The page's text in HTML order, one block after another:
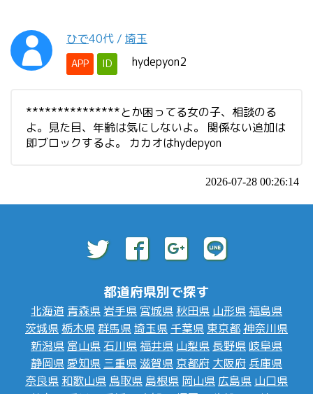
ひで40代 / 埼玉
APP ID hydepyon2
***************とか困ってる女の子、相談のる
よ。見た目、年齢は気にしないよ。 関係ない追加は
即ブロックするよ。 カカオはhydepyon
2026-07-28 00:26:14
都道府県別で探す
北海道 青森県 岩手県 宮城県 秋田県 山形県福島県
茨城県 栃木県群馬県埼玉県 千葉県 東京都神奈川県
新潟県 富山県 石川県福井県 山梨県 長野県 岐阜県
静岡県愛知県 三重県滋賀県 京都府 大阪府 兵庫県
奈良県 和歌山県 鳥取県 島根県 岡山県 広島県 山口県